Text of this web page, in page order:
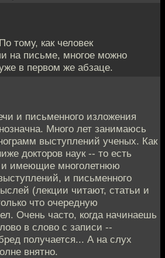
тому, как человек
на письме, многое можно
в первом же абзаце.
и письменного изложения
Много лет занимаюсь
выступлений ученых. Как
докторов наук -- то есть
имеющие многолетнюю
и письменного
(лекции читают, статьи и
что очередную
Очень часто, когда начинаешь
в слово с записи --
получается... А на слух
внятно.